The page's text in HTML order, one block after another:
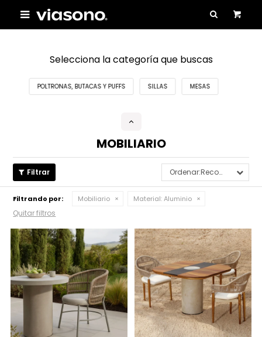

Selecciona la categoría que buscas
POLTRONAS, BUTACAS Y PUFFS SILLAS MESAS
MOBILIARIO
Recomendados
Filtrando por: Mobiliario Material:Aluminio
Quitar filtros